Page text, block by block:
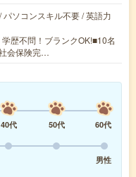
パソコンスキル不要 / 英語力
歴不問！ブランクOK!■10名
会保険完…
40代 50代
60代
男性